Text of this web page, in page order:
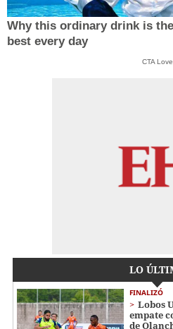
Why this ordinary drink is
best every day
CTA Love
LO
FINALIZÓ
Lobos
empate
de